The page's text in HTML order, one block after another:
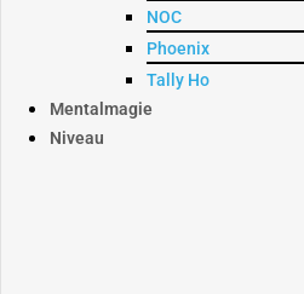
NOC
Phoenix
Tally Ho
Mentalmagie
Niveau